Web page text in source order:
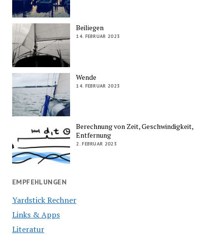
Beiliegen
14. FEBRUAR 2023
Wende
14. FEBRUAR 2023
Berechnung von Zeit, Geschwindigkeit,
Entfernung
2. FEBRUAR 2023
EMPFEHLUNGEN
Yardstick Rechner
Links & Apps
Literatur